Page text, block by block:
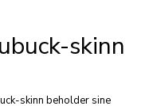
skinn
skinn beholder sine